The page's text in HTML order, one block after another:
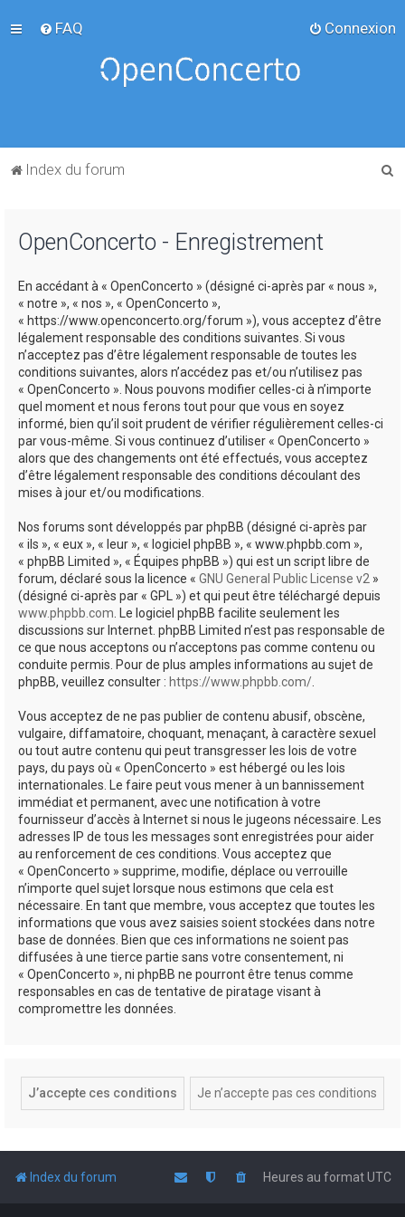
FAQ Connexion
Index du forum
OpenConcerto - Enregistrement
En accédant à « OpenConcerto » (désigné ci-après par « nous »,
« notre », « nos », « OpenConcerto »,
« https://www.openconcerto.org/forum »), vous acceptez d’être
légalement responsable des conditions suivantes. Si vous
n’acceptez pas d’être légalement responsable de toutes les
conditions suivantes, alors n’accédez pas et/ou n’utilisez pas
« OpenConcerto ». Nous pouvons modifier celles-ci à n’importe
quel moment et nous ferons tout pour que vous en soyez
informé, bien qu’il soit prudent de vérifier régulièrement celles-ci
par vous-même. Si vous continuez d’utiliser « OpenConcerto »
alors que des changements ont été effectués, vous acceptez
d’être légalement responsable des conditions découlant des
mises à jour et/ou modifications.
Nos forums sont développés par phpBB (désigné ci-après par
« ils », « eux », « leur », « logiciel phpBB », « www.phpbb.com »,
« phpBB Limited », « Équipes phpBB ») qui est un script libre de
forum, déclaré sous la licence « GNU General Public License v2 »
(désigné ci-après par « GPL ») et qui peut être téléchargé depuis
www.phpbb.com. Le logiciel phpBB facilite seulement les
discussions sur Internet. phpBB Limited n’est pas responsable de
ce que nous acceptons ou n’acceptons pas comme contenu ou
conduite permis. Pour de plus amples informations au sujet de
phpBB, veuillez consulter : https://www.phpbb.com/.
Vous acceptez de ne pas publier de contenu abusif, obscène,
vulgaire, diffamatoire, choquant, menaçant, à caractère sexuel
ou tout autre contenu qui peut transgresser les lois de votre
pays, du pays où « OpenConcerto » est hébergé ou les lois
internationales. Le faire peut vous mener à un bannissement
immédiat et permanent, avec une notification à votre
fournisseur d’accès à Internet si nous le jugeons nécessaire. Les
adresses IP de tous les messages sont enregistrées pour aider
au renforcement de ces conditions. Vous acceptez que
« OpenConcerto » supprime, modifie, déplace ou verrouille
n’importe quel sujet lorsque nous estimons que cela est
nécessaire. En tant que membre, vous acceptez que toutes les
informations que vous avez saisies soient stockées dans notre
base de données. Bien que ces informations ne soient pas
diffusées à une tierce partie sans votre consentement, ni
« OpenConcerto », ni phpBB ne pourront être tenus comme
responsables en cas de tentative de piratage visant à
compromettre les données.
Index du forum Heures au formatUTC